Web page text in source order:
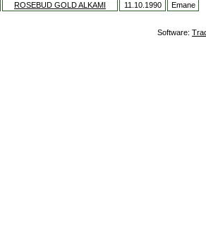
ROSEBUD GOLD ALKAMI 11.10.1990 Emane
Software: